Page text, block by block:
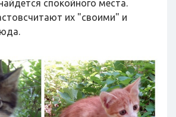
спокойного места.
их "своими" и